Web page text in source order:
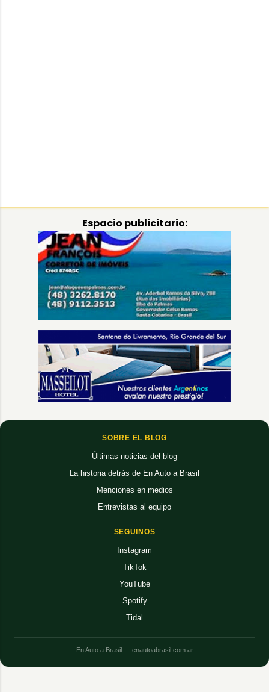
Espacio publicitario:
SOBRE EL BLOG
Últimas noticias del blog
La historia detrás de En Auto a Brasil
Menciones en medios
Entrevistas al equipo
SEGUINOS
Instagram
TikTok
YouTube
Spotify
Tidal
En Auto a Brasil — enautoabrasil.com.ar